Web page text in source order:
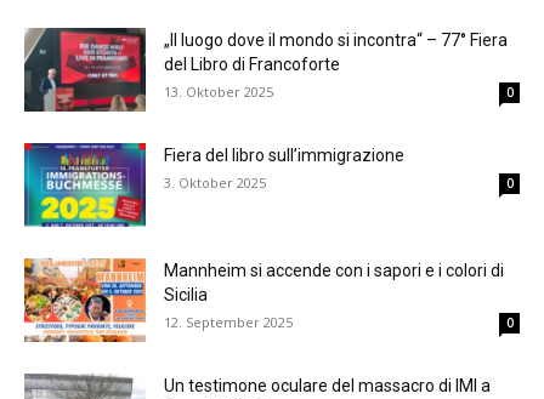
„Il luogo dove il mondo si incontra“ – 77° Fiera
del Libro di Francoforte
13. Oktober 2025 0
Fiera del libro sull’immigrazione
3. Oktober 2025 0
Mannheim si accende con i sapori e i colori di
Sicilia
12. September 2025 0
Un testimone oculare del massacro di IMI a